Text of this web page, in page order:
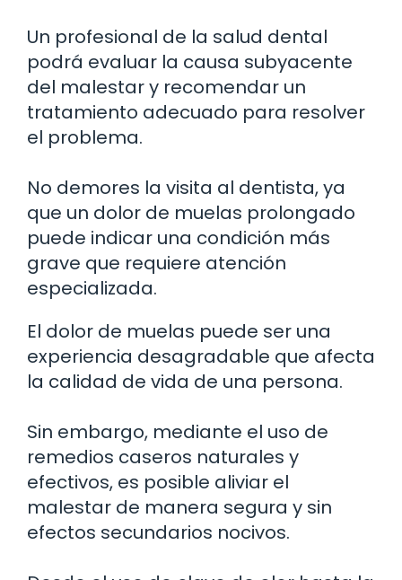
Un profesional de la salud dental
podrá evaluar la causa subyacente
del malestar y recomendar un
tratamiento adecuado para resolver
el problema.
No demores la visita al dentista, ya
que un dolor de muelas prolongado
puede indicar una condición más
grave que requiere atención
especializada.
El dolor de muelas puede ser una
experiencia desagradable que afecta
la calidad de vida de una persona.
Sin embargo, mediante el uso de
remedios caseros naturales y
efectivos, es posible aliviar el
malestar de manera segura y sin
efectos secundarios nocivos.